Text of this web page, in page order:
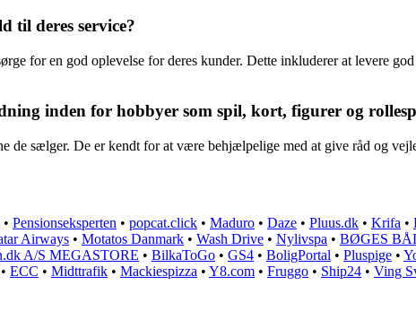
til deres service?
for en god oplevelse for deres kunder. Dette inkluderer at levere
inden for hobbyer som spil, kort, figurer og
de sælger. De er kendt for at være behjælpelige med at give råd og
• Pensionseksperten • popcat.click • Maduro • Daze • Pluus.dk • Krifa •
Airways • Motatos Danmark • Wash Drive • Nylivspa • BØGES
A/S MEGASTORE • BilkaToGo • GS4 • BoligPortal • Pluspige •
• ECC • Midttrafik • Mackiespizza • Y8.com • Fruggo • Ship24 • Ving